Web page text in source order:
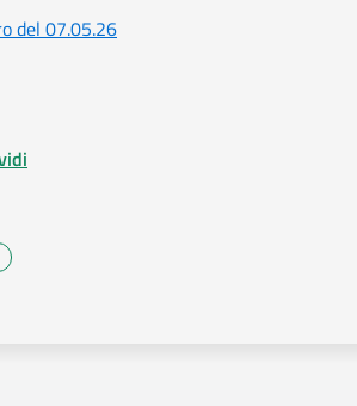
del 07.05.26